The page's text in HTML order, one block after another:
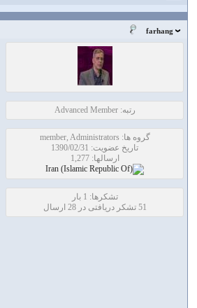
farhang
رتبه: Advanced Member
گروه ها: member, Administrators
تاریخ عضویت: 1390/02/31
ارسالها: 1,277
تشکرها: 1 بار
51 تشکر دریافتی در 28 ارسال